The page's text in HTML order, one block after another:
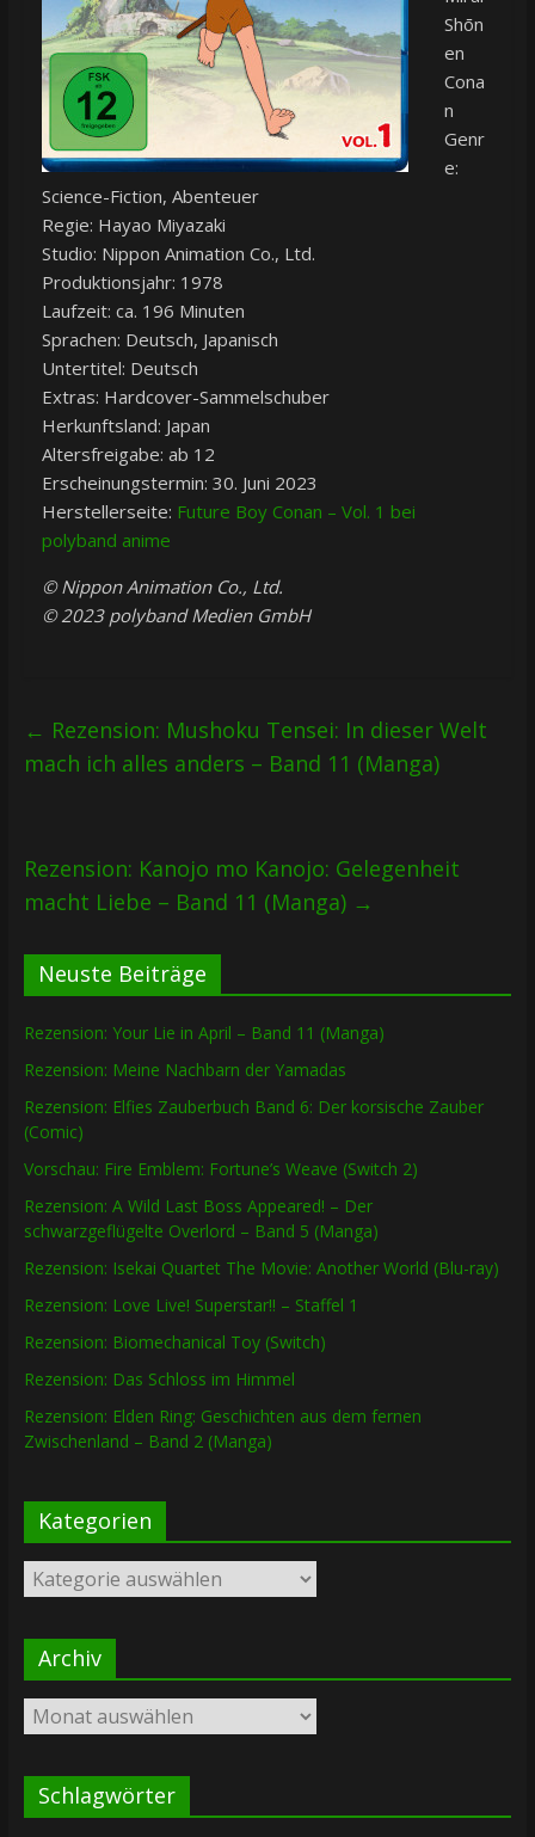
Shōn
en
Cona
n
Genr
e:
Science-Fiction, Abenteuer
Regie: Hayao Miyazaki
Studio: Nippon Animation Co., Ltd.
Produktionsjahr: 1978
Laufzeit: ca. 196 Minuten
Sprachen: Deutsch, Japanisch
Untertitel: Deutsch
Extras: Hardcover-Sammelschuber
Herkunftsland: Japan
Altersfreigabe: ab 12
Erscheinungstermin: 30. Juni 2023
Herstellerseite: Future Boy Conan – Vol. 1 bei
polyband anime
© Nippon Animation Co., Ltd.
© 2023 polyband Medien GmbH
← Rezension: Mushoku Tensei: In dieser Welt
mach ich alles anders – Band 11 (Manga)
Rezension: Kanojo mo Kanojo: Gelegenheit
macht Liebe – Band 11 (Manga) →
Neuste Beiträge
Rezension: Your Lie in April – Band 11 (Manga)
Rezension: Meine Nachbarn der Yamadas
Rezension: Elfies Zauberbuch Band 6: Der korsische Zauber
(Comic)
Vorschau: Fire Emblem: Fortune’s Weave (Switch 2)
Rezension: A Wild Last Boss Appeared! – Der
schwarzgeflügelte Overlord – Band 5 (Manga)
Rezension: Isekai Quartet The Movie: Another World (Blu-ray)
Rezension: Love Live! Superstar!! – Staffel 1
Rezension: Biomechanical Toy (Switch)
Rezension: Das Schloss im Himmel
Rezension: Elden Ring: Geschichten aus dem fernen
Zwischenland – Band 2 (Manga)
Kategorien
Kategorien
Archiv
Archiv
Schlagwörter